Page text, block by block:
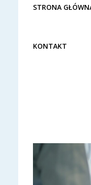
STRONA
KONTAKT